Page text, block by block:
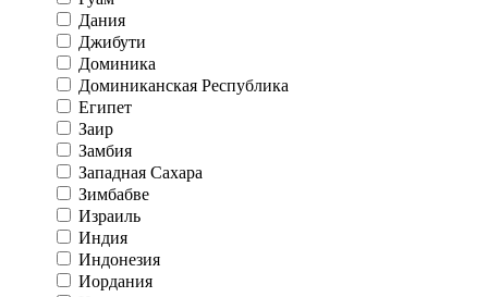
Дания
Джибути
Доминика
Доминиканская Республика
Египет
Заир
Замбия
Западная Сахара
Зимбабве
Израиль
Индия
Индонезия
Иордания